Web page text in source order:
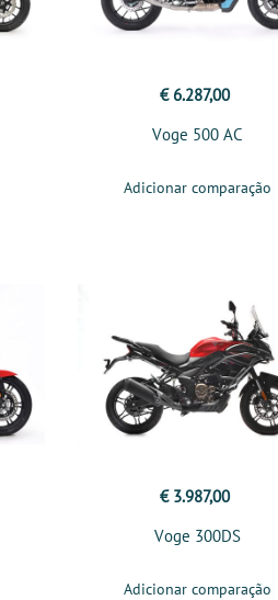
€ 6.287,00
Voge 500 AC
Adicionar comparação
€ 3.987,00
Voge 300DS
Adicionar comparação